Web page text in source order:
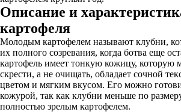
Описание и
картофеля
Молодым картофелем называют клубни,
их полного созревания, когда ботва еще
картофель имеет тонкую кожицу, которую
скрести, а не очищать, обладает сочной
цветом и мягким вкусом. Его можно
кожурой, так как клубни меньше по
полностью зрелым картофелем.